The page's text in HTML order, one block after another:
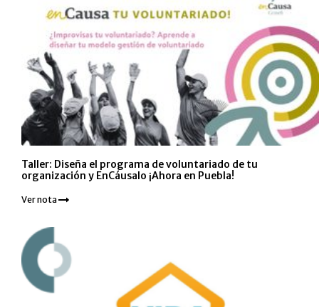
Taller: Diseña el programa de voluntariado de tu
organización y EnCáusalo ¡Ahora en Puebla!
Ver nota